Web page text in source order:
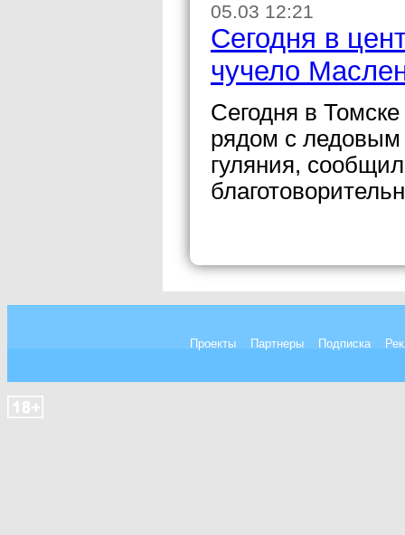
05.03 12:21
Сегодня в
чучело
Сегодня в
рядом с ледовым
гуляния,
Проекты Партнеры Подписка